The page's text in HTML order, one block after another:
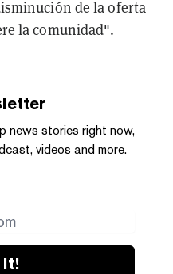
de la oferta
la comunidad".
news stories right now,
videos and more.
it!